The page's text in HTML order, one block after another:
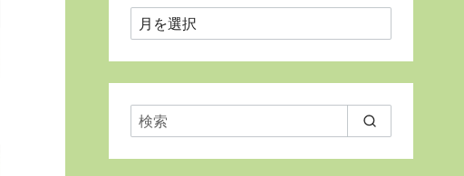
月
ご
と
表
示